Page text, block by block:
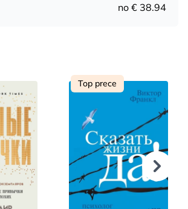
no € 38.94
Top prece